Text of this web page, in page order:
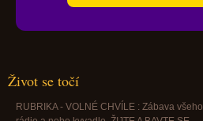
Život se točí
RUBRIKA - VOLNÉ CHVÍLE : Zábava